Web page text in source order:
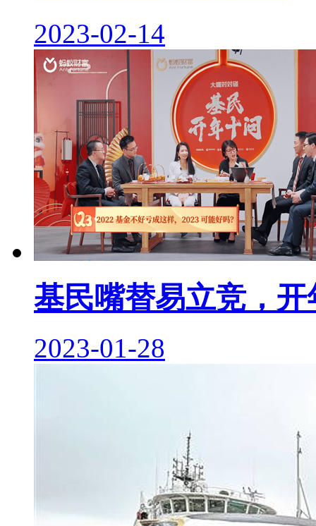
2023-02-14
基民嘴替易立竞，
2023-01-28